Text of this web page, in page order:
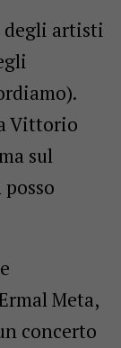
degli artisti
Vittorio
sul
Meta,
concerto